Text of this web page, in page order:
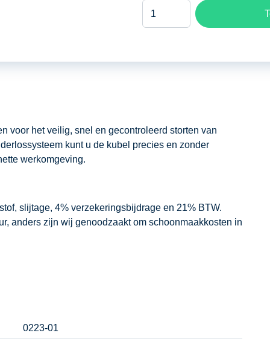
Betonstortkubel
onderlosser
liter
voor het veilig, snel en gecontroleerd storten van
kunt u de kubel precies en zonder
werkomgeving.
slijtage, 4% verzekeringsbijdrage en 21% BTW.
anders zijn wij genoodzaakt om schoonmaakkosten in
0223-01